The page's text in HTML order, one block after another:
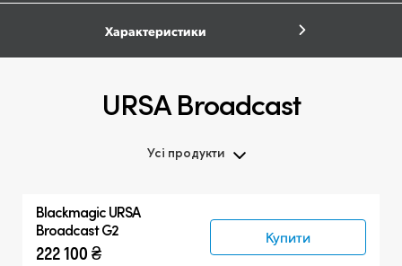
Характеристики
URSA Broadcast
Усі продукти
Blackmagic URSA Broadcast G2
Аксесуари
Blackmagic URSA
Broadcast G2
222 100 ₴
Купити